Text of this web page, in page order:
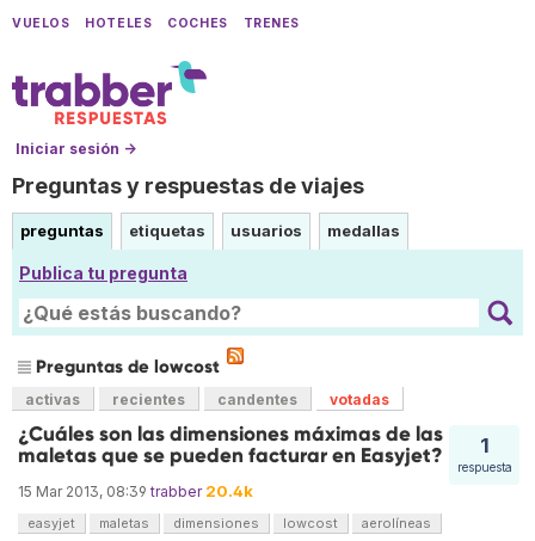
VUELOS HOTELES COCHES TRENES
Iniciar sesión →
Preguntas y respuestas de viajes
preguntas etiquetas usuarios medallas
Publica tu pregunta
Preguntas de lowcost
activas recientes candentes votadas
1
respuesta
¿Cuáles son las dimensiones máximas de las
maletas que se pueden facturar en Easyjet?
15 Mar 2013, 08:39 trabber 20.4k
easyjet maletas dimensiones lowcost aerolíneas